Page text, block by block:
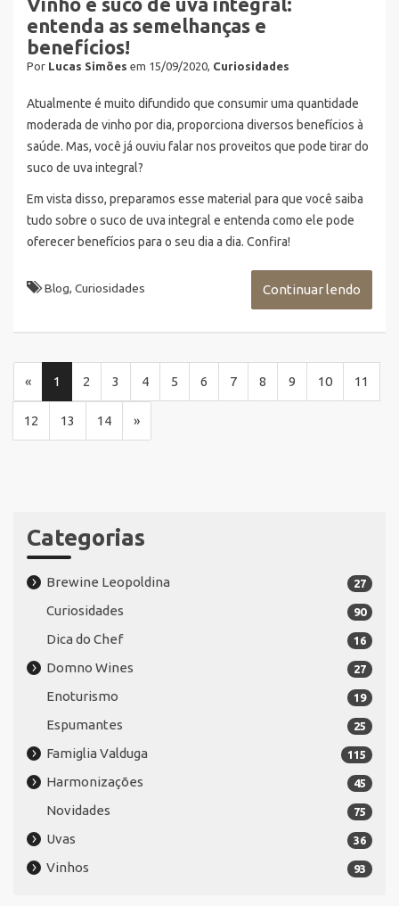
entenda as semelhanças e
benefícios!
Por Lucas Simões em 15/09/2020, Curiosidades
Atualmente é muito difundido que consumir uma quantidade
moderada de vinho por dia, proporciona diversos benefícios à
saúde. Mas, você já ouviu falar nos proveitos que pode tirar do
suco de uva integral?
Em vista disso, preparamos esse material para que você saiba
tudo sobre o suco de uva integral e entenda como ele pode
oferecer benefícios para o seu dia a dia. Confira!
Continuar lendo
Blog, Curiosidades
« 1 (current)
2 3 4 5 6 7 8 9 10 11
12 13 14 »
Categorias
27
Brewine Leopoldina
90
Curiosidades
16
Dica do Chef
27
Domno Wines
19
Enoturismo
25
Espumantes
115
Famiglia Valduga
45
Harmonizações
75
Novidades
36
Uvas
93
Vinhos